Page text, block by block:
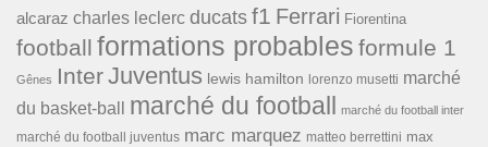
alcaraz charles leclerc ducats f1 Ferrari Fiorentina
football formations probables formule 1
Gênes InterJuventus lewis hamilton lorenzo musetti marché
du basket-ball
marché du football marché du football inter
marché du football juventus marc marquez matteo berrettini max